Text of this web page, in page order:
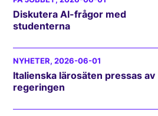
Diskutera AI-frågor med
studenterna
NYHETER, 2026-06-01
Italienska lärosäten pressas av
regeringen